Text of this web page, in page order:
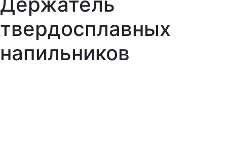
твердосплавных
напильников